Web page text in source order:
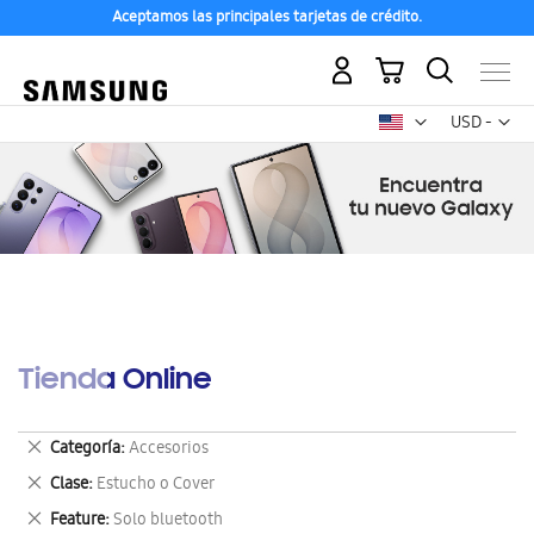
Aceptamos las principales tarjetas de crédito.
USD -
dólar
Mi carrito
Tienda Online
Categoría Accesorios
Eliminar
este
artículo
Clase Estucho o Cover
Eliminar
este
Feature Solo bluetooth
Eliminar